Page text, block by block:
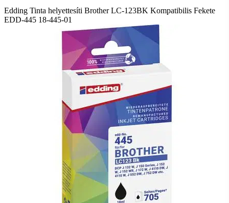
Edding Tinta helyettesíti Brother LC-123BK Kompatibilis Fekete
EDD-445 18-445-01